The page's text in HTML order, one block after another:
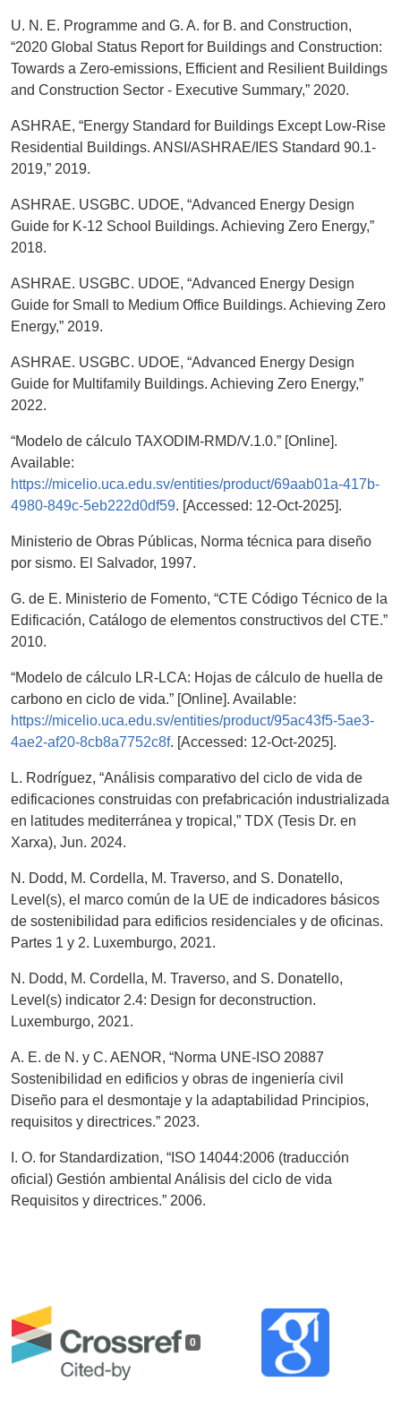
0
U. N. E. Programme and G. A. for B. and Construction,
“2020 Global Status Report for Buildings and Construction:
Towards a Zero-emissions, Efficient and Resilient Buildings
and Construction Sector - Executive Summary,” 2020.
ASHRAE, “Energy Standard for Buildings Except Low-Rise
Residential Buildings. ANSI/ASHRAE/IES Standard 90.1-
2019,” 2019.
ASHRAE. USGBC. UDOE, “Advanced Energy Design
Guide for K-12 School Buildings. Achieving Zero Energy,”
2018.
ASHRAE. USGBC. UDOE, “Advanced Energy Design
Guide for Small to Medium Office Buildings. Achieving Zero
Energy,” 2019.
ASHRAE. USGBC. UDOE, “Advanced Energy Design
Guide for Multifamily Buildings. Achieving Zero Energy,”
2022.
“Modelo de cálculo TAXODIM-RMD/V.1.0.” [Online].
Available:
https://micelio.uca.edu.sv/entities/product/69aab01a-417b-
4980-849c-5eb222d0df59. [Accessed: 12-Oct-2025].
Ministerio de Obras Públicas, Norma técnica para diseño
por sismo. El Salvador, 1997.
G. de E. Ministerio de Fomento, “CTE Código Técnico de la
Edificación, Catálogo de elementos constructivos del CTE.”
2010.
“Modelo de cálculo LR-LCA: Hojas de cálculo de huella de
carbono en ciclo de vida.” [Online]. Available:
https://micelio.uca.edu.sv/entities/product/95ac43f5-5ae3-
4ae2-af20-8cb8a7752c8f. [Accessed: 12-Oct-2025].
L. Rodríguez, “Análisis comparativo del ciclo de vida de
edificaciones construidas con prefabricación industrializada
en latitudes mediterránea y tropical,” TDX (Tesis Dr. en
Xarxa), Jun. 2024.
N. Dodd, M. Cordella, M. Traverso, and S. Donatello,
Level(s), el marco común de la UE de indicadores básicos
de sostenibilidad para edificios residenciales y de oficinas.
Partes 1 y 2. Luxemburgo, 2021.
N. Dodd, M. Cordella, M. Traverso, and S. Donatello,
Level(s) indicator 2.4: Design for deconstruction.
Luxemburgo, 2021.
A. E. de N. y C. AENOR, “Norma UNE-ISO 20887
Sostenibilidad en edificios y obras de ingeniería civil
Diseño para el desmontaje y la adaptabilidad Principios,
requisitos y directrices.” 2023.
I. O. for Standardization, “ISO 14044:2006 (traducción
oficial) Gestión ambiental Análisis del ciclo de vida
Requisitos y directrices.” 2006.